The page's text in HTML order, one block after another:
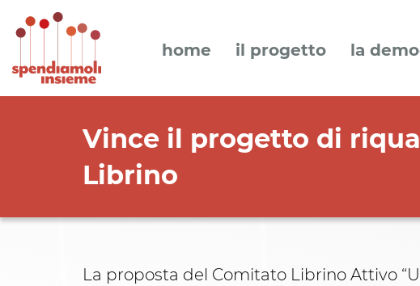
home il progetto la
Vince il progetto di
Librino
La proposta del Comitato Librino Attivo